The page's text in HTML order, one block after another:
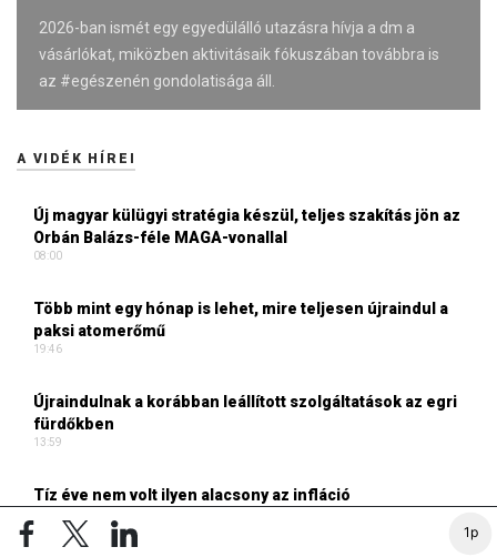
1p
2026-ban ismét egy egyedülálló utazásra hívja a dm a
vásárlókat, miközben aktivitásaik fókuszában továbbra is
az #egészenén gondolatisága áll.
A VIDÉK HÍREI
Új magyar külügyi stratégia készül, teljes szakítás jön az
Orbán Balázs-féle MAGA-vonallal
08:00
Több mint egy hónap is lehet, mire teljesen újraindul a
paksi atomerőmű
19:46
Újraindulnak a korábban leállított szolgáltatások az egri
fürdőkben
13:59
Tíz éve nem volt ilyen alacsony az infláció
Magyarországon